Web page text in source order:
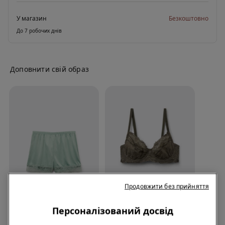
У магазин Безкоштовно
До 7 робочих днів
Доповнити свій образ
-63%
Персоналізований досвід
Продовжити без прийняття